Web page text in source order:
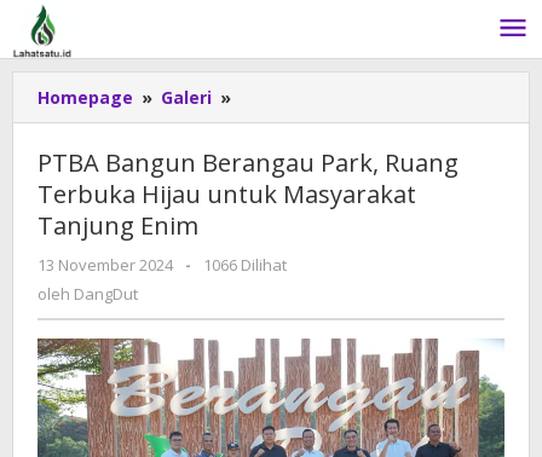
Lewati
konten
Homepage » Galeri »
Bangun
Park,
Ruang
untuk
Tanjung
Enim
PTBA Bangun Berangau Park, Ruang
Terbuka Hijau untuk Masyarakat
Tanjung Enim
13 November 2024
oleh
-
1066 Dilihat
oleh DangDut